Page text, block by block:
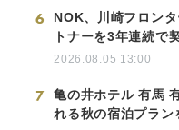
6
NOK、川崎フロン
トナーを3年連続で
2026.08.05 13:00
7
亀の井ホテル 有馬
れる秋の宿泊プラン